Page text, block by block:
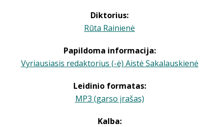
Diktorius:
Rūta Rainienė
Papildoma informacija:
Vyriausiasis redaktorius (-ė) Aistė Sakalauskienė
Leidinio formatas:
MP3 (garso įrašas)
Kalba: